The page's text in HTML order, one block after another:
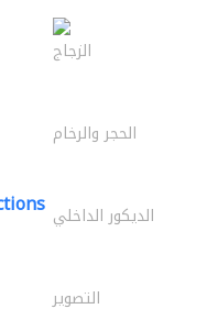
الزجاج
الحجر والرخام
الديكور الداخلي
التصوير